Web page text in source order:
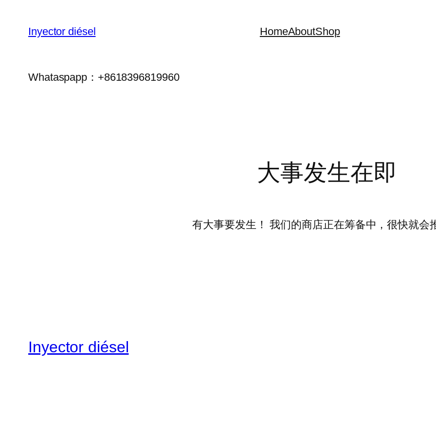
Inyector diésel HomeAboutShop
Whataspapp：+8618396819960
大事发生在即
有大事要发生！ 我们的商店正在筹备中，很快就会
Inyector diésel